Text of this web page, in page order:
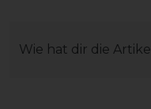
Wie hat dir die